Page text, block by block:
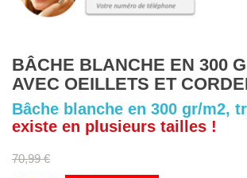
BÂCHE BLANCHE EN 300
AVEC OEILLETS ET
Bâche blanche en 300 gr/m2,
existe en plusieurs tailles !
70,99 €